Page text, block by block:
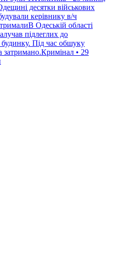
десятки військових
керівнику в/ч
Одеській області
підлеглих до
Під час обшуку
затримано.Кримінал • 29